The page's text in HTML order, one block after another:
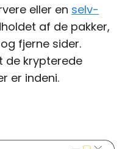
eller en selv-
af de pakker,
fjerne sider.
de krypterede
er indeni.